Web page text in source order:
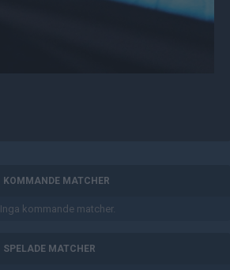
KOMMANDE MATCHER
Inga kommande matcher.
SPELADE MATCHER